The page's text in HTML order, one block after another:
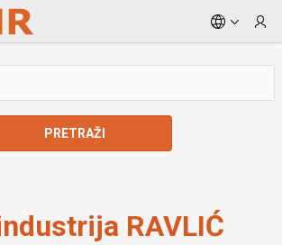
PRETRAŽI
RAVLIĆ